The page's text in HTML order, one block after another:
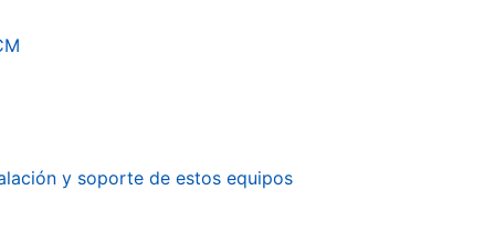
y soporte de estos equipos